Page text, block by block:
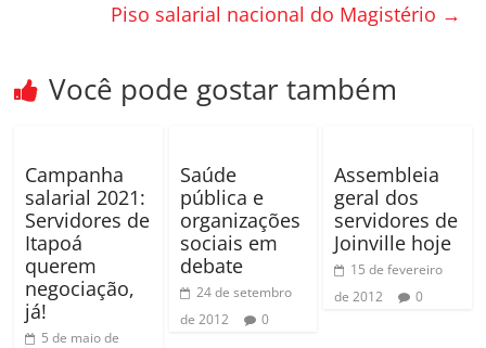
h
Piso salarial nacional do Magistério →
Você pode gostar também
Campanha
salarial 2021:
Servidores de
Itapoá
querem
negociação,
já!
5 de maio de
Saúde
pública e
organizações
sociais em
debate
24 de setembro
de 2012
0
Assembleia
geral dos
servidores de
Joinville hoje
15 de fevereiro
de 2012
0